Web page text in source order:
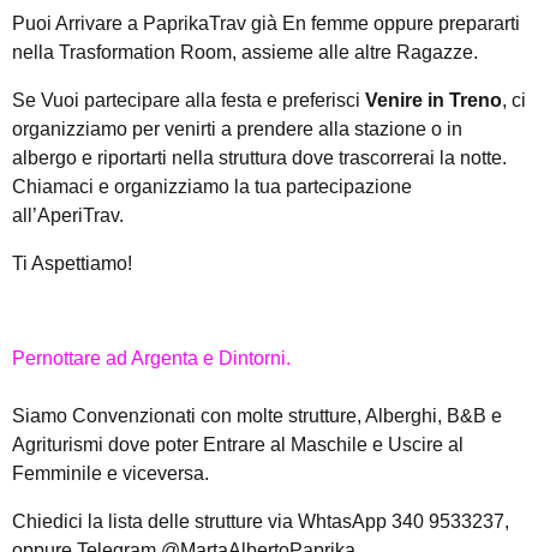
Puoi Arrivare a PaprikaTrav già En femme oppure prepararti
nella Trasformation Room, assieme alle altre Ragazze.
Se Vuoi partecipare alla festa e preferisci Venire in Treno, ci
organizziamo per venirti a prendere alla stazione o in
albergo e riportarti nella struttura dove trascorrerai la notte.
Chiamaci e organizziamo la tua partecipazione
all’AperiTrav.
Ti Aspettiamo!
Pernottare ad Argenta e Dintorni.
Siamo Convenzionati con molte strutture, Alberghi, B&B e
Agriturismi dove poter Entrare al Maschile e Uscire al
Femminile e viceversa.
Chiedici la lista delle strutture via WhtasApp 340 9533237,